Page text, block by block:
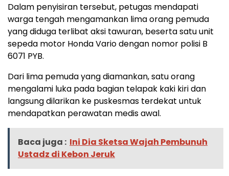
Dalam penyisiran tersebut, petugas mendapati
warga tengah mengamankan lima orang pemuda
yang diduga terlibat aksi tawuran, beserta satu unit
sepeda motor Honda Vario dengan nomor polisi B
6071 PYB.
Dari lima pemuda yang diamankan, satu orang
mengalami luka pada bagian telapak kaki kiri dan
langsung dilarikan ke puskesmas terdekat untuk
mendapatkan perawatan medis awal.
Baca juga : Ini Dia Sketsa Wajah Pembunuh
Ustadz di Kebon Jeruk